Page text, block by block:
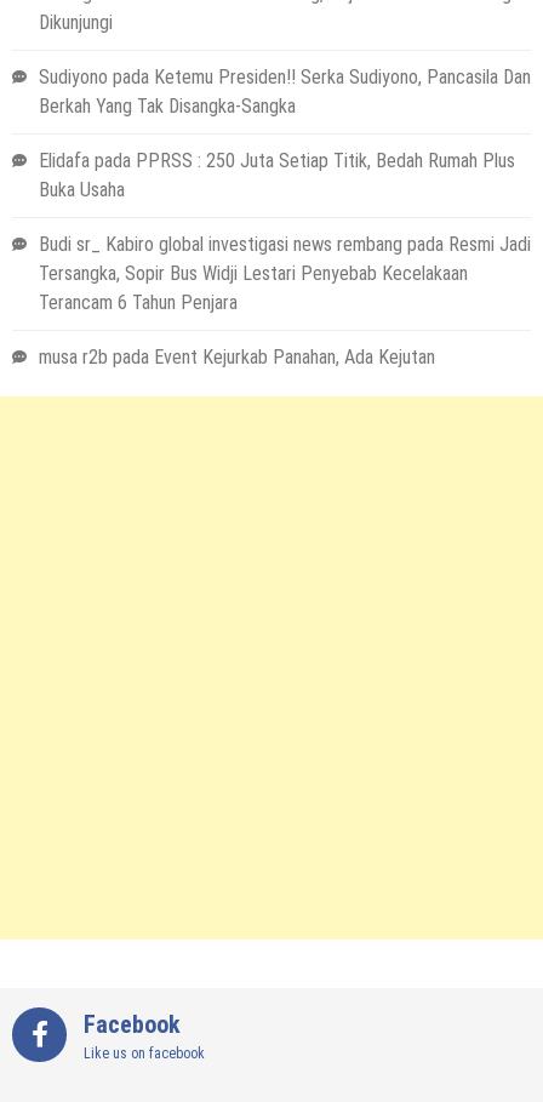
Dikunjungi
Sudiyono pada Ketemu Presiden!! Serka Sudiyono, Pancasila Dan
Berkah Yang Tak Disangka-Sangka
Elidafa pada PPRSS : 250 Juta Setiap Titik, Bedah Rumah Plus
Buka Usaha
Budi sr_ Kabiro global investigasi news rembang pada Resmi Jadi
Tersangka, Sopir Bus Widji Lestari Penyebab Kecelakaan
Terancam 6 Tahun Penjara
musa r2b pada Event Kejurkab Panahan, Ada Kejutan
Facebook
Like us on facebook